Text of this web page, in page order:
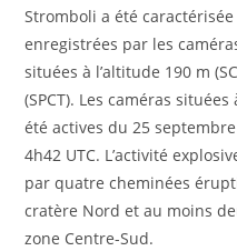
Stromboli a été caractérisée
enregistrées par les
situées à l’altitude 190 m
(SPCT). Les caméras situées
été actives du 25
4h42 UTC. L’activité
par quatre cheminées
cratère Nord et au moins
zone Centre-Sud.